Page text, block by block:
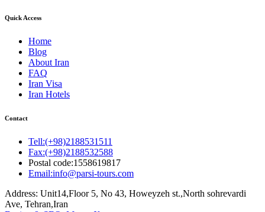
Quick Access
Home
Blog
About Iran
FAQ
Iran Visa
Iran Hotels
Contact
Tell:(+98)2188531511
Fax:(+98)2188532588
Postal code:1558619817
Email:info@parsi-tours.com
Address: Unit14,Floor 5, No 43, Howeyzeh st.,North sohrevardi
Ave, Tehran,Iran